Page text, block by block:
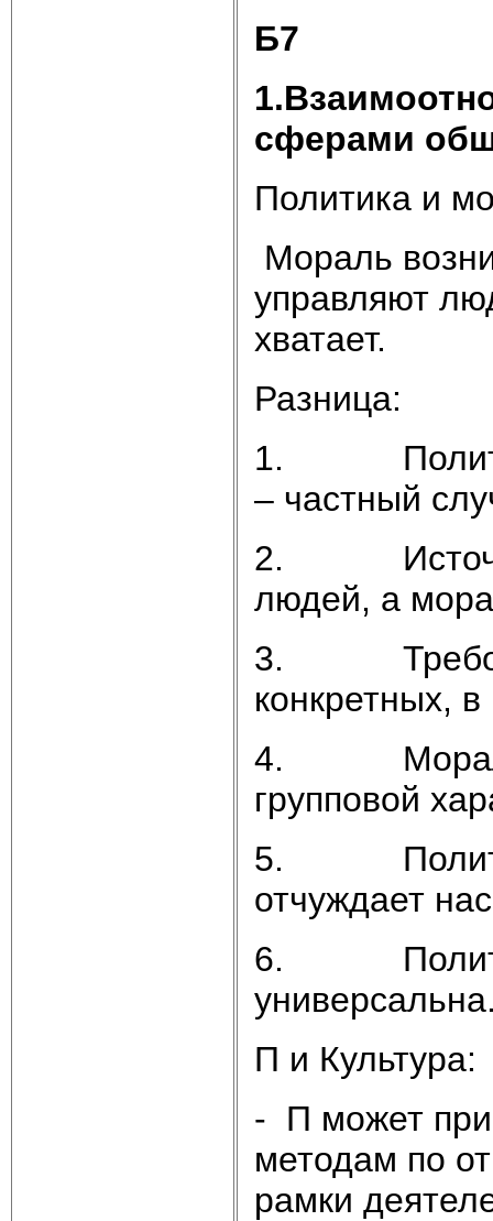
Б7
сферами
Политика и
Мораль
управляют
хватает.
Разница:
1.
– частный
2. Источник
людей, а
3.
конкретных,
4. Мораль –
групповой
5.
отчуждает
6. Политика
П и Культура:
- П может
методам по
рамки